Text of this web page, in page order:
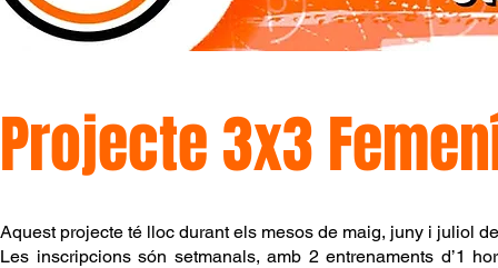
Projecte 3x3
Aquest projecte té lloc durant els mesos de maig, juny i juliol
Les inscripcions són setmanals, amb 2 entrenaments d’1